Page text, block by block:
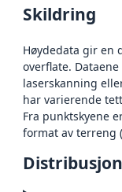
Skildring
Høydedata gir en
overflate.
laserskanning
har varierende
Fra punktskyene
format av terreng